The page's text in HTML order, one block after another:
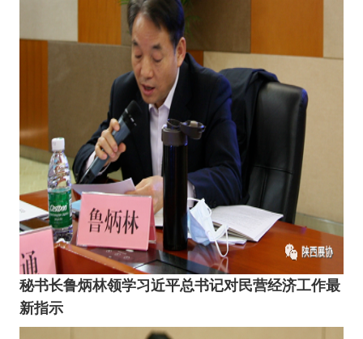
秘书长鲁炳林领学习近平总书记对民营经济工作最
新指示